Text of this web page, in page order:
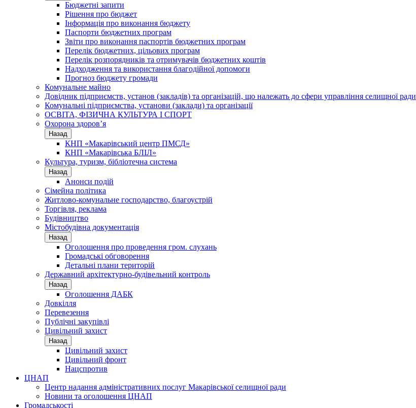
Бюджетні запити
Рішення про бюджет
Інформація про виконання бюджету
Паспорти бюджетних програм
Звіти про виконання паспортів бюджетних програм
Перелік бюджетних, цільових програм
Перелік розпорядників та отримувачів бюджетних коштів
Надходження та використання благодійної допомоги
Прогноз бюджету громади
Комунальне майно
Довідник підприємств, установ (закладів) та організацій, що належать до сфери управління селищної ради
Комунальні підприємства, установи (заклади) та організації
ОСВІТА, ФІЗИЧНА КУЛЬТУРА І СПОРТ
Охорона здоров’я
Назад
КНП «Макарівський центр ПМСД»
КНП «Макарівська БЛІЛ»
Культура, туризм, бібліотечна система
Назад
Анонси подій
Сімейна політика
Житлово-комунальне господарство, благоустрій
Торгівля, реклама
Будівництво
Містобудівна документація
Назад
Оголошення про проведення гром. слухань
Громадські обговорення
Детальні плани територій
Державний архітектурно-будівельний контроль
Назад
Оголошення ДАБК
Довкілля
Перевезення
Публічні закупівлі
Цивільний захист
Назад
Цивільний захист
Цивільний фронт
Нацспротив
ЦНАП
Центр надання адміністративних послуг Макарівської селищної ради
Новини та оголошення ЦНАП
Громадськості